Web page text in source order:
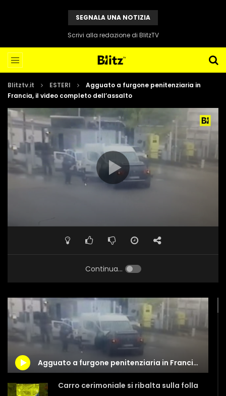
SEGNALA UNA NOTIZIA
Scrivi alla redazione di BlitzTV
Blitztv.it ESTERI
Agguato a furgone penitenziaria in
Francia, il video completo dell’assalto
Continua...
Agguato a furgone penitenziaria in Francia, il video completo dell’assalto
Carro cerimoniale si ribalta sulla folla